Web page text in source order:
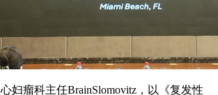
瘤科主任BrainSlomovitz，以《复发性